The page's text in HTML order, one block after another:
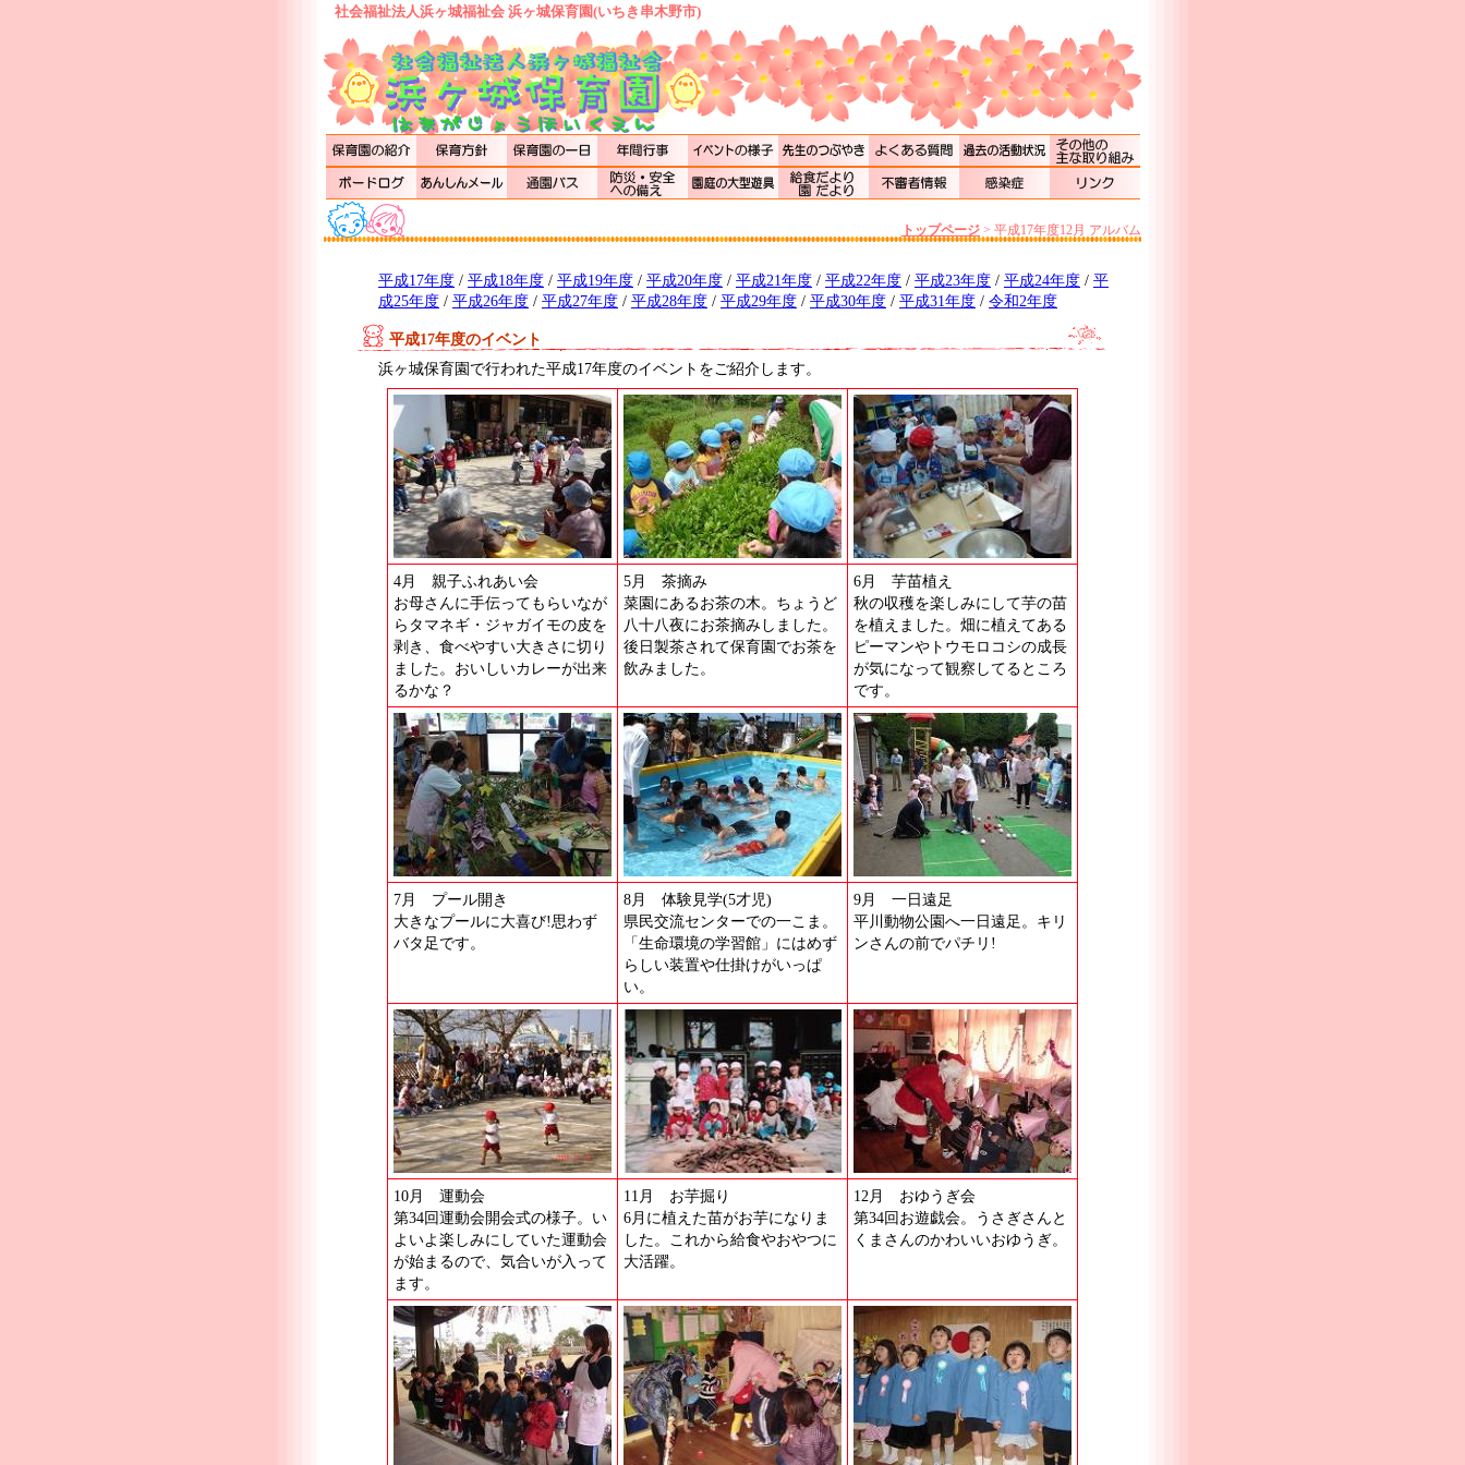
社会福祉法人浜ヶ城福祉会 浜ヶ城保育園(いちき串木野市)
トップページ > 平成17年度12月 アルバム
平成17年度 / 平成18年度 / 平成19年度 / 平成20年度 / 平成21年度 / 平成22年度 / 平成23年度 / 平成24年度 / 平
成25年度 / 平成26年度 / 平成27年度 / 平成28年度 / 平成29年度 / 平成30年度 / 平成31年度 / 令和2年度
平成17年度のイベント
浜ヶ城保育園で行われた平成17年度のイベントをご紹介します。
4月 親子ふれあい会
お母さんに手伝ってもらいなが
らタマネギ・ジャガイモの皮を
剥き、食べやすい大きさに切り
ました。おいしいカレーが出来
るかな？
5月 茶摘み
菜園にあるお茶の木。ちょうど
八十八夜にお茶摘みしました。
後日製茶されて保育園でお茶を
飲みました。
6月 芋苗植え
秋の収穫を楽しみにして芋の苗
を植えました。畑に植えてある
ピーマンやトウモロコシの成長
が気になって観察してるところ
です。
7月 プール開き
大きなプールに大喜び!思わず
バタ足です。
8月 体験見学(5才児)
県民交流センターでの一こま。
「生命環境の学習館」にはめず
らしい装置や仕掛けがいっぱ
い。
9月 一日遠足
平川動物公園へ一日遠足。キリ
ンさんの前でパチリ!
10月 運動会
第34回運動会開会式の様子。い
よいよ楽しみにしていた運動会
が始まるので、気合いが入って
ます。
11月 お芋掘り
6月に植えた苗がお芋になりま
した。これから給食やおやつに
大活躍。
12月 おゆうぎ会
第34回お遊戯会。うさぎさんと
くまさんのかわいいおゆうぎ。